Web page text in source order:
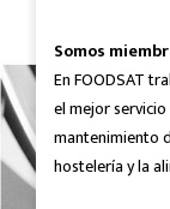
Somos
En FOODSAT
el mejor
mantenimiento
hostelería y la